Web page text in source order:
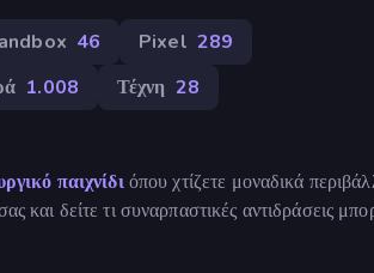
46 Pixel 289
1.008 Τέχνη 28
παιχνίδιόπου χτίζετε μοναδικά
και δείτε τι συναρπαστικές αντιδράσεις